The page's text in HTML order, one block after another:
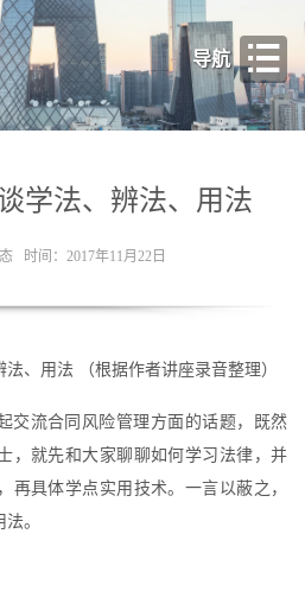
导航
学法、辨法、用法
时间：2017年11月22日
、用法 （根据作者讲座录音整理）
交流合同风险管理方面的话题，既然
，就先和大家聊聊如何学习法律，并
再具体学点实用技术。一言以蔽之，
。